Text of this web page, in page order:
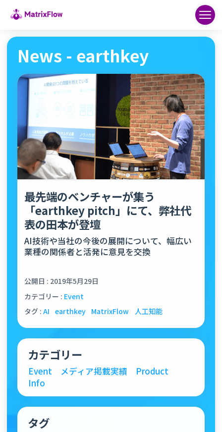
News - earthkey
最先端のベンチャーが集う
「earthkey pitch」にて、弊社代
表の田本が登壇
AI技術や当社の今後の展開について、幅広い
業種の関係者と活発に意見を交換
公開日 : 2019年5月29日
カテゴリー : Event
タグ : AI earthkey MatrixFlow 人工知能
カテゴリー
Event メディア掲載実績
Product
Info
タグ